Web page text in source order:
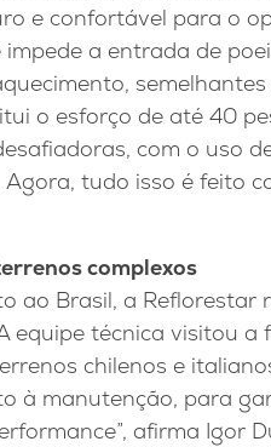
e confortável para o
a entrada de
o esforço de até 40
com o uso
tudo isso é feito
complexos
ao Brasil, a
equipe técnica visitou a
chilenos e
à manutenção, para
afirma Igor